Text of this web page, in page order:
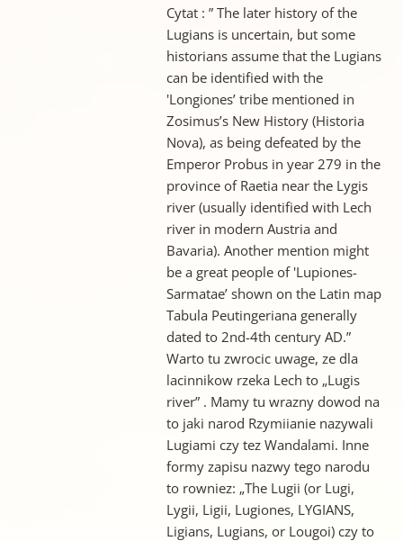
Cytat : ” The later history of the
Lugians is uncertain, but some
historians assume that the Lugians
can be identified with the
'Longiones’ tribe mentioned in
Zosimus’s New History (Historia
Nova), as being defeated by the
Emperor Probus in year 279 in the
province of Raetia near the Lygis
river (usually identified with Lech
river in modern Austria and
Bavaria). Another mention might
be a great people of 'Lupiones-
Sarmatae’ shown on the Latin map
Tabula Peutingeriana generally
dated to 2nd-4th century AD.”
Warto tu zwrocic uwage, ze dla
lacinnikow rzeka Lech to „Lugis
river” . Mamy tu wrazny dowod na
to jaki narod Rzymiianie nazywali
Lugiami czy tez Wandalami. Inne
formy zapisu nazwy tego narodu
to rowniez: „The Lugii (or Lugi,
Lygii, Ligii, Lugiones, LYGIANS,
Ligians, Lugians, or Lougoi) czy to